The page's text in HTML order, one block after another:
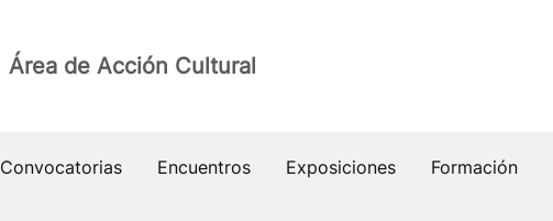
Área de Acción Cultural
Convocatorias Encuentros Exposiciones Formación